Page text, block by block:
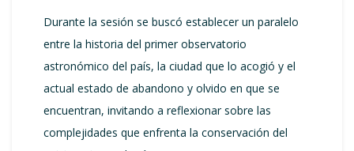
Durante la sesión se buscó establecer un paralelo
entre la historia del primer observatorio
astronómico del país, la ciudad que lo acogió y el
actual estado de abandono y olvido en que se
encuentran, invitando a reflexionar sobre las
complejidades que enfrenta la conservación del